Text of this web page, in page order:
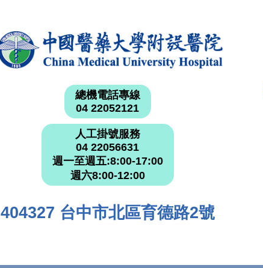
總機電話專線
04 22052121
人工掛號服務
04 22056631
週一至週五:8:00-17:00
週六8:00-12:00
404327 台中市北區育德路2號